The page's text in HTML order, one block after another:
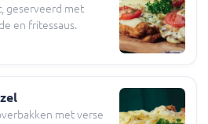
geserveerd met
en fritessaus.
met verse